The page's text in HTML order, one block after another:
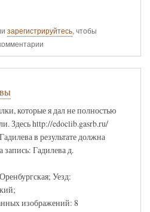
зарегистрируйтесь, чтобы
которые я дал не полностью
Здесь http://edoclib.gasrb.ru/
в результате должна
запись: Гадилева д.
Уезд:
изображений: 8